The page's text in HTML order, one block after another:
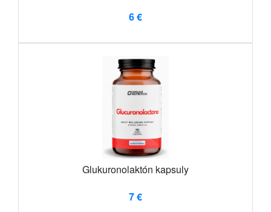
6 €
Glukuronolaktón kapsuly
7 €